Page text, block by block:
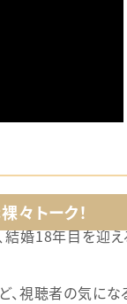
々トーク！
婚18年目を迎
、視聴者の気に